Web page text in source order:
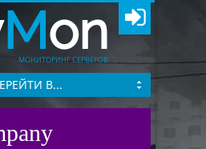
Mon
МОНИТОРИНГ СЕРВЕРОВ
В...